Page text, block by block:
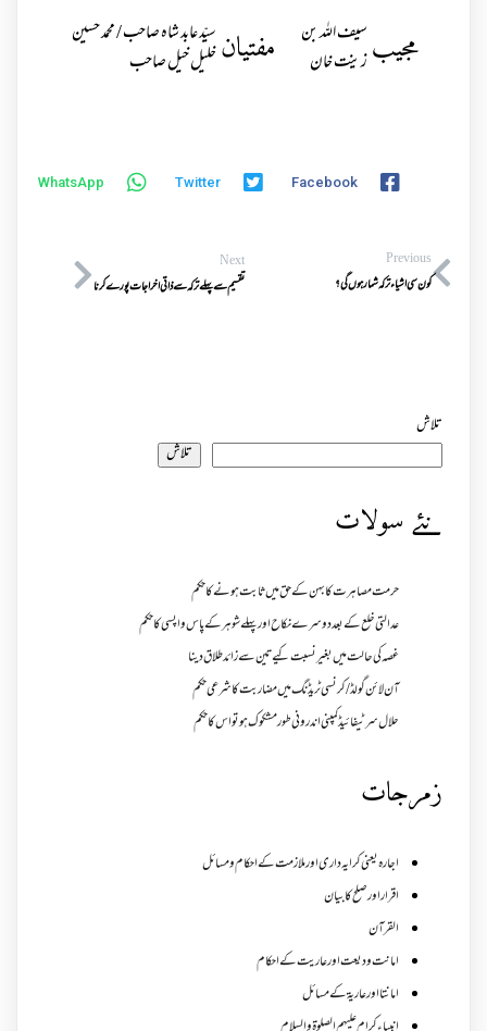
مجیب سیف اللہ بن
زینت خان
مفتیان سیّد عابد شاہ صاحب / محمد حسین
خلیل خیل صاحب
Facebook
Twitter
WhatsApp
Previous
کون سی اشیاء ترکہ شمار ہوں گی؟
Next
تقسیم سے پہلے ترکہ سے ذاتی اخراجات پورے کرنا
تلاش
تلاش
نئے سولات
حرمت مصاہرت کا بہن کے حق میں ثابت ہونے کا حکم
عدالتی خلع کے بعد دوسرے نکاح اور پہلے شوہر کے پاس واپسی کا حکم
غصہ کی حالت میں بغیر نسبت کیے تین سے زائد طلاق دینا
آن لائن گولڈ /کرنسی ٹریڈنگ میں مضاربت کا شرعی حکم
حلال سرٹیفائیڈ کمپنی اندرونی طور مشکوک ہو تو اس کا حکم
زمرجات
اجارہ یعنی کرایہ داری اور ملازمت کے احکام و مسائل
اقرار اور صلح کا بیان
القرآن
امانت ودیعت اورعاریت کے احکام
امانتا اور عاریة کے مسائل